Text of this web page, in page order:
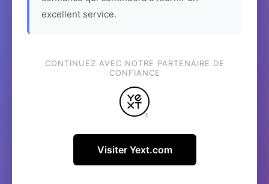
excellent service.
CONTINUEZ AVEC NOTRE PARTENAIRE DE
CONFIANCE
Visiter Yext.com